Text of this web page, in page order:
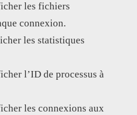
les fichiers
connexion.
les statistiques
l’ID de processus à
les connexions aux